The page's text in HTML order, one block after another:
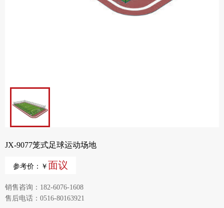
JX-9077笼式足球运动场地
参考价：￥ 面议
销售咨询：182-6076-1608
售后电话：0516-80163921